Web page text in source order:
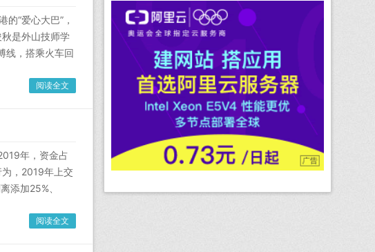
“爱心大巴”，
是外山技师学
线，搭乘火车回
阅读全文
年，资金占
，2019年上交
添加25%、
阅读全文